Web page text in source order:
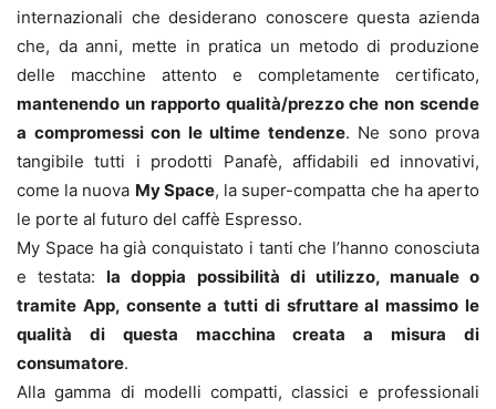
internazionali che desiderano conoscere questa azienda
che, da anni, mette in pratica un metodo di produzione
delle macchine attento e completamente certificato,
mantenendo un rapporto qualità/prezzo che non scende
a compromessi con le ultime tendenze. Ne sono prova
tangibile tutti i prodotti Panafè, affidabili ed innovativi,
come la nuova My Space, la super-compatta che ha aperto
le porte al futuro del caffè Espresso.
My Space ha già conquistato i tanti che l’hanno conosciuta
e testata:la doppia possibilità di utilizzo, manuale o
tramite App, consente a tutti di sfruttare al massimo le
qualità di questa macchina creata a misura di
consumatore.
Alla gamma di modelli compatti, classici e professionali